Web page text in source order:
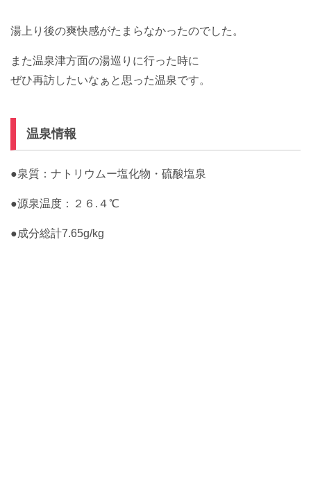
湯上り後の爽快感がたまらなかったのでした。
また温泉津方面の湯巡りに行った時に
ぜひ再訪したいなぁと思った温泉です。
温泉情報
●泉質：ナトリウムー塩化物・硫酸塩泉
●源泉温度：２６.４℃
●成分総計7.65g/kg